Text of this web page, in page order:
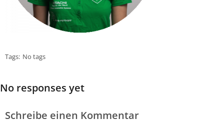
Tags: No tags
No responses yet
Schreibe einen Kommentar